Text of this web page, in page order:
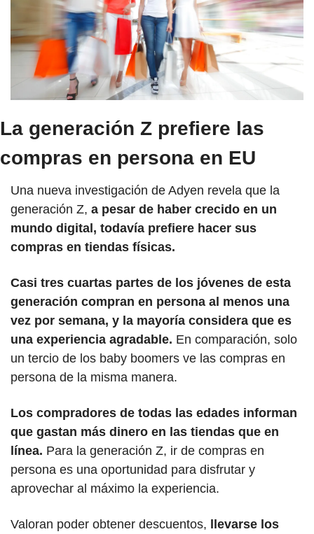
La generación Z prefiere las
compras en persona en EU
Una nueva investigación de Adyen revela que la
generación Z, a pesar de haber crecido en un
mundo digital, todavía prefiere hacer sus
compras en tiendas físicas.
Casi tres cuartas partes de los jóvenes de esta
generación compran en persona al menos una
vez por semana, y la mayoría considera que es
una experiencia agradable. En comparación, solo
un tercio de los baby boomers ve las compras en
persona de la misma manera.
Los compradores de todas las edades informan
que gastan más dinero en las tiendas que en
línea. Para la generación Z, ir de compras en
persona es una oportunidad para disfrutar y
aprovechar al máximo la experiencia.
Valoran poder obtener descuentos, llevarse los